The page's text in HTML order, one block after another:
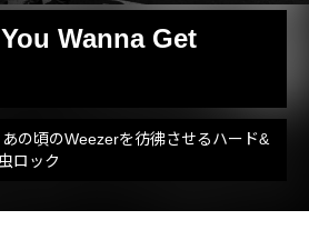
Wanna Get
あの頃のWeezerを彷彿させるハード&
ロック